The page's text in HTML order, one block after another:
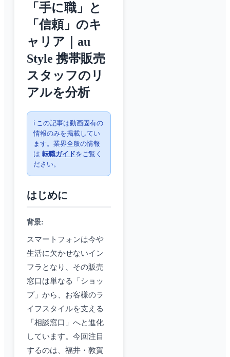
「手に職」と
「信頼」のキ
ャリア｜au
Style 携帯販売
スタッフのリ
アルを分析
ℹ️ この記事は動画固有の
情報のみを掲載してい
ます。業界全般の情報
は 転職ガイドをご覧く
ださい。
はじめに
背景:
スマートフォンは今や
生活に欠かせないイン
フラとなり、その販売
窓口は単なる「ショッ
プ」から、お客様のラ
イフスタイルを支える
「相談窓口」へと進化
しています。今回注目
するのは、福井・敦賀